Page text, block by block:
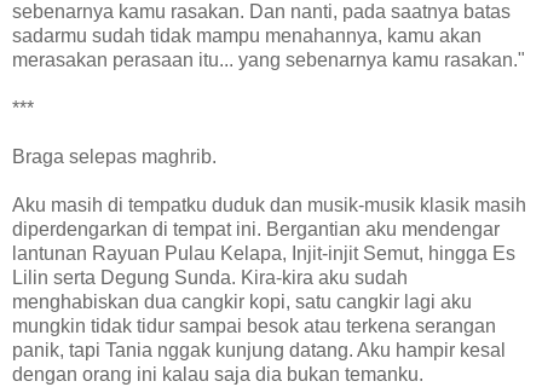
sebenarnya kamu rasakan. Dan nanti, pada saatnya batas
sadarmu sudah tidak mampu menahannya, kamu akan
merasakan perasaan itu... yang sebenarnya kamu rasakan."
***
Braga selepas maghrib.
Aku masih di tempatku duduk dan musik-musik klasik masih
diperdengarkan di tempat ini. Bergantian aku mendengar
lantunan Rayuan Pulau Kelapa, Injit-injit Semut, hingga Es
Lilin serta Degung Sunda. Kira-kira aku sudah
menghabiskan dua cangkir kopi, satu cangkir lagi aku
mungkin tidak tidur sampai besok atau terkena serangan
panik, tapi Tania nggak kunjung datang. Aku hampir kesal
dengan orang ini kalau saja dia bukan temanku.